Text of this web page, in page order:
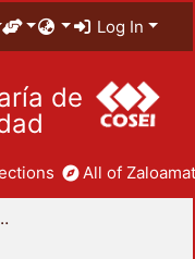
Log In
de
All of
e Ingeniería